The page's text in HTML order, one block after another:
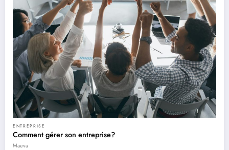
ENTREPRISE
Comment gérer son entreprise?
Maeva